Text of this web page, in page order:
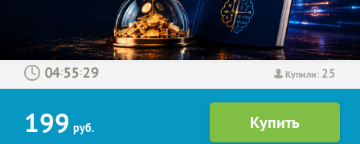
Купили: 25
: :
199 руб.